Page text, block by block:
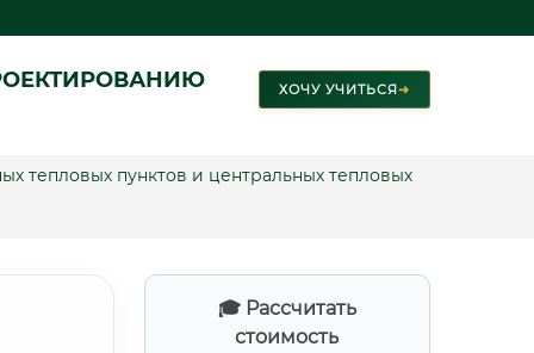
ХОЧУ УЧИТЬСЯ➜
тепловых пунктов и центральных тепловых
🎓 Рассчитать
стоимость